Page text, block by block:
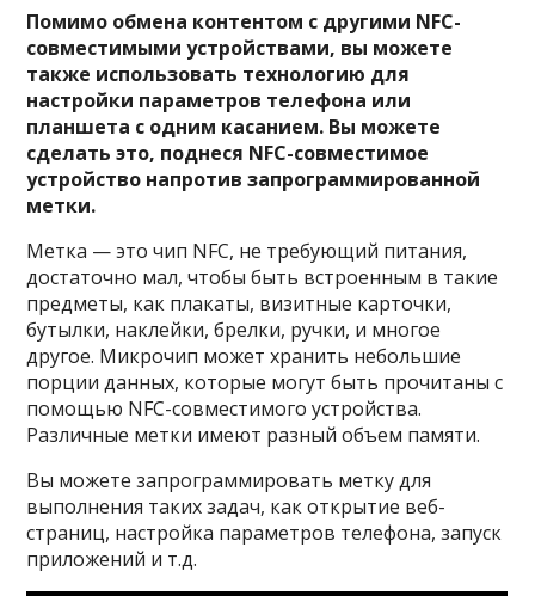
Помимо обмена контентом с другими NFC-
совместимыми устройствами, вы можете
также использовать технологию для
настройки параметров телефона или
планшета с одним касанием. Вы можете
сделать это, поднеся NFC-совместимое
устройство напротив запрограммированной
метки.
Метка — это чип NFC, не требующий питания,
достаточно мал, чтобы быть встроенным в такие
предметы, как плакаты, визитные карточки,
бутылки, наклейки, брелки, ручки, и многое
другое. Микрочип может хранить небольшие
порции данных, которые могут быть прочитаны с
помощью NFC-совместимого устройства.
Различные метки имеют разный объем памяти.
Вы можете запрограммировать метку для
выполнения таких задач, как открытие веб-
страниц, настройка параметров телефона, запуск
приложений и т.д.